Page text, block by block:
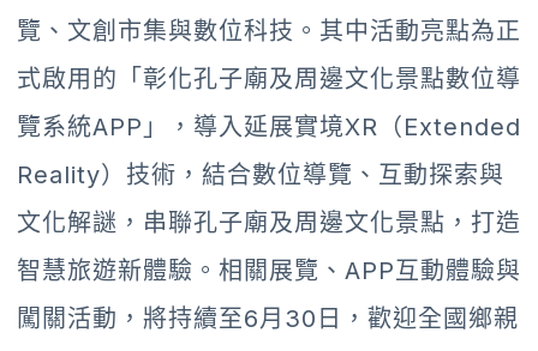
覽、文創市集與數位科技。其中活動亮點為正
式啟用的「彰化孔子廟及周邊文化景點數位導
覽系統APP」，導入延展實境XR（Extended
Reality）技術，結合數位導覽、互動探索與
文化解謎，串聯孔子廟及周邊文化景點，打造
智慧旅遊新體驗。相關展覽、APP互動體驗與
闖關活動，將持續至6月30日，歡迎全國鄉親